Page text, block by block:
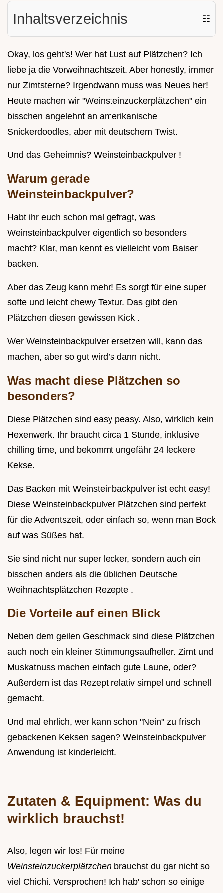
Inhaltsverzeichnis ☷
Okay, los geht's! Wer hat Lust auf Plätzchen? Ich
liebe ja die Vorweihnachtszeit. Aber honestly, immer
nur Zimtsterne? Irgendwann muss was Neues her!
Heute machen wir "Weinsteinzuckerplätzchen" ein
bisschen angelehnt an amerikanische
Snickerdoodles, aber mit deutschem Twist.
Und das Geheimnis? Weinsteinbackpulver !
Warum gerade
Weinsteinbackpulver?
Habt ihr euch schon mal gefragt, was
Weinsteinbackpulver eigentlich so besonders
macht? Klar, man kennt es vielleicht vom Baiser
backen.
Aber das Zeug kann mehr! Es sorgt für eine super
softe und leicht chewy Textur. Das gibt den
Plätzchen diesen gewissen Kick .
Wer Weinsteinbackpulver ersetzen will, kann das
machen, aber so gut wird’s dann nicht.
Was macht diese Plätzchen so
besonders?
Diese Plätzchen sind easy peasy. Also, wirklich kein
Hexenwerk. Ihr braucht circa 1 Stunde, inklusive
chilling time, und bekommt ungefähr 24 leckere
Kekse.
Das Backen mit Weinsteinbackpulver ist echt easy!
Diese Weinsteinbackpulver Plätzchen sind perfekt
für die Adventszeit, oder einfach so, wenn man Bock
auf was Süßes hat.
Sie sind nicht nur super lecker, sondern auch ein
bisschen anders als die üblichen Deutsche
Weihnachtsplätzchen Rezepte .
Die Vorteile auf einen Blick
Neben dem geilen Geschmack sind diese Plätzchen
auch noch ein kleiner Stimmungsaufheller. Zimt und
Muskatnuss machen einfach gute Laune, oder?
Außerdem ist das Rezept relativ simpel und schnell
gemacht.
Und mal ehrlich, wer kann schon "Nein" zu frisch
gebackenen Keksen sagen? Weinsteinbackpulver
Anwendung ist kinderleicht.
Zutaten & Equipment: Was du
wirklich brauchst!
Also, legen wir los! Für meine
Weinsteinzuckerplätzchen brauchst du gar nicht so
viel Chichi. Versprochen! Ich hab' schon so einige